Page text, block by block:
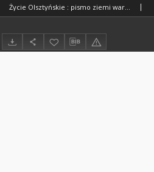
Życie Olsztyńskie : pismo ziemi warmińsko-mazurskiej, 1954, nr 76